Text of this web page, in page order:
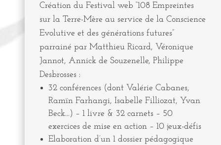
Création du Festival web “108 Empreintes
sur la Terre-Mère au service de la Conscience
Evolutive et des générations futures”
parrainé par Matthieu Ricard, Véronique
Jannot, Annick de Souzenelle, Philippe
Desbrosses :
32 conférences (dont Valérie Cabanes,
Ramïn Farhangi, Isabelle Filliozat, Yvan
Beck...) – 1 livre & 32 carnets – 50
exercices de mise en action – 10 jeux-défis
Elaboration d’un 1 dossier pédagogique